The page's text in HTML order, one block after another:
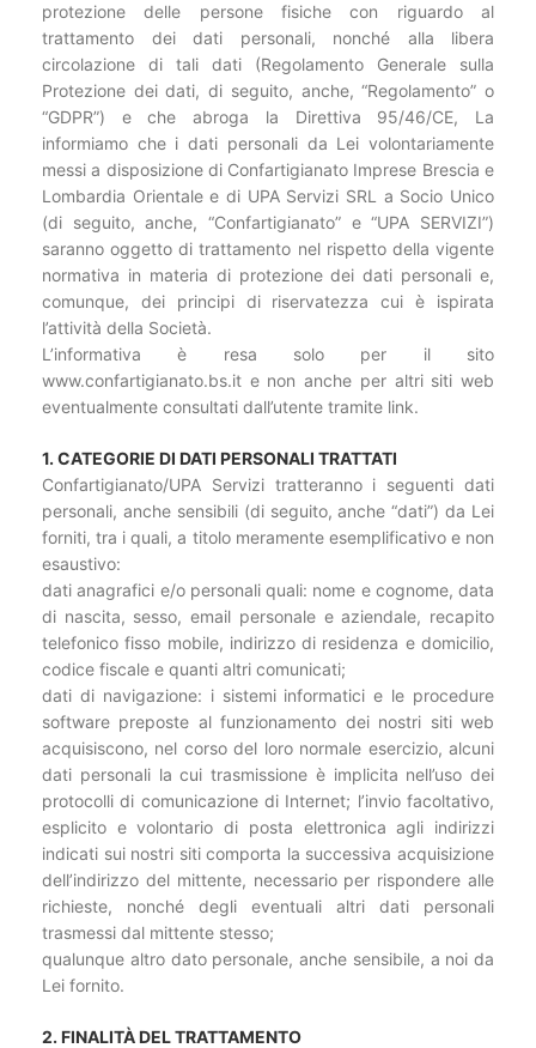
protezione delle persone fisiche con riguardo al
trattamento dei dati personali, nonché alla libera
circolazione di tali dati (Regolamento Generale sulla
Protezione dei dati, di seguito, anche, “Regolamento” o
“GDPR”) e che abroga la Direttiva 95/46/CE, La
informiamo che i dati personali da Lei volontariamente
messi a disposizione di Confartigianato Imprese Brescia e
Lombardia Orientale e di UPA Servizi SRL a Socio Unico
(di seguito, anche, “Confartigianato” e “UPA SERVIZI”)
saranno oggetto di trattamento nel rispetto della vigente
normativa in materia di protezione dei dati personali e,
comunque, dei principi di riservatezza cui è ispirata
l’attività della Società.
L’informativa è resa solo per il sito
www.confartigianato.bs.it e non anche per altri siti web
eventualmente consultati dall’utente tramite link.
1. CATEGORIE DI DATI PERSONALI TRATTATI
Confartigianato/UPA Servizi tratteranno i seguenti dati
personali, anche sensibili (di seguito, anche “dati”) da Lei
forniti, tra i quali, a titolo meramente esemplificativo e non
esaustivo:
dati anagrafici e/o personali quali: nome e cognome, data
di nascita, sesso, email personale e aziendale, recapito
telefonico fisso mobile, indirizzo di residenza e domicilio,
codice fiscale e quanti altri comunicati;
dati di navigazione: i sistemi informatici e le procedure
software preposte al funzionamento dei nostri siti web
acquisiscono, nel corso del loro normale esercizio, alcuni
dati personali la cui trasmissione è implicita nell’uso dei
protocolli di comunicazione di Internet; l’invio facoltativo,
esplicito e volontario di posta elettronica agli indirizzi
indicati sui nostri siti comporta la successiva acquisizione
dell’indirizzo del mittente, necessario per rispondere alle
richieste, nonché degli eventuali altri dati personali
trasmessi dal mittente stesso;
qualunque altro dato personale, anche sensibile, a noi da
Lei fornito.
2. FINALITÀ DEL TRATTAMENTO